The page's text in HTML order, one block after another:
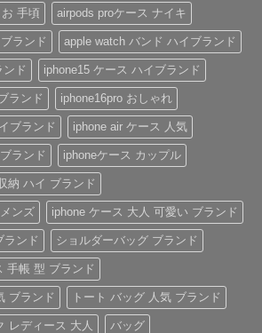
手頃 airpods proケース ナイキ
ランド apple watch バンド ハイブランド
ド iphone15 ケース ハイブランド
ランド iphone16pro おしゃれ
ブランド iphone air ケース 人気
ランド iphoneケース カップル
納 ハイ ブランド
ンズ iphone ケース 大人 可愛い ブランド
ランド ショルダーバッグ ブランド
手帳 型 ブランド
ブランド トート バッグ 人気 ブランド
レディース 大人 バッグ